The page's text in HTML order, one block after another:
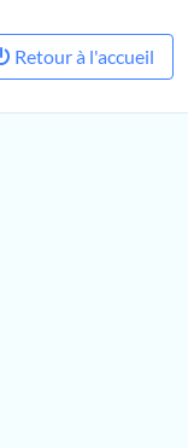
Retour à l'accueil